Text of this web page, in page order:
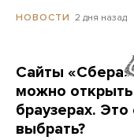
НОВОСТИ 2 дня назад
Сайты «Сбера»
можно открыть
браузерах.
выбрать?